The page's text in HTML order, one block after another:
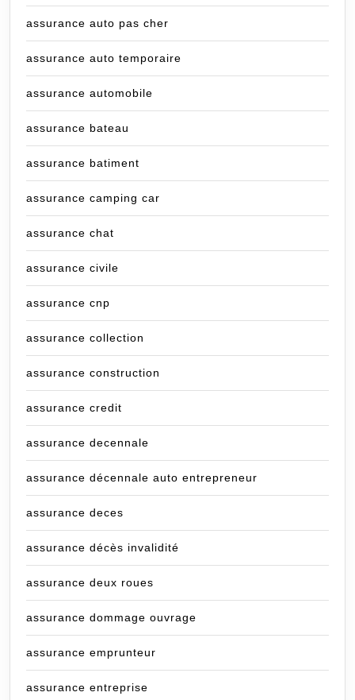
assurance auto pas cher
assurance auto temporaire
assurance automobile
assurance bateau
assurance batiment
assurance camping car
assurance chat
assurance civile
assurance cnp
assurance collection
assurance construction
assurance credit
assurance decennale
assurance décennale auto entrepreneur
assurance deces
assurance décès invalidité
assurance deux roues
assurance dommage ouvrage
assurance emprunteur
assurance entreprise